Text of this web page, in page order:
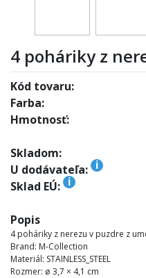
4 poháriky z
Kód tovaru:
Farba:
Hmotnosť:
Skladom:
U dodávateľa:
i
Sklad EÚ:
i
Popis
4 poháriky z nerezu v puzdre z
Brand: M-Collection
Materiál: STAINLESS_STEEL
Rozmer: ø 3,7 × 4,1 cm